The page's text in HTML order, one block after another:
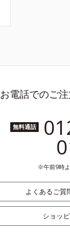
お電話でのご
無料通話
午前9時
よくあるご質
ショッ